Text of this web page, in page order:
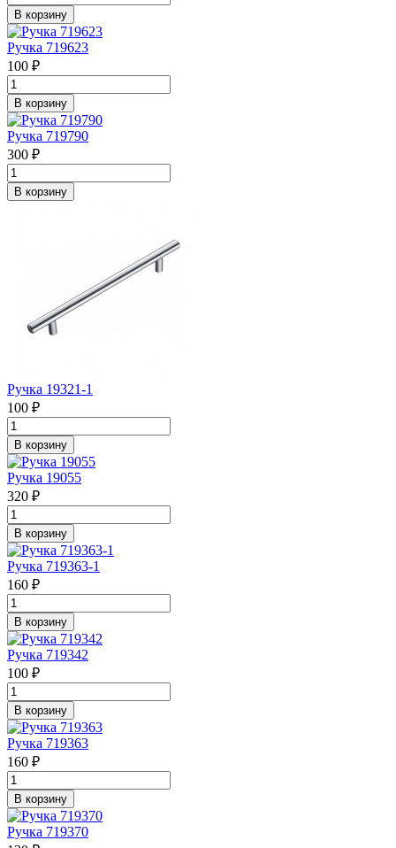
В корзину
Ручка 719623
100 ₽
В корзину
Ручка 719790
300 ₽
В корзину
Ручка 19321-1
100 ₽
В корзину
Ручка 19055
320 ₽
В корзину
Ручка 719363-1
160 ₽
В корзину
Ручка 719342
100 ₽
В корзину
Ручка 719363
160 ₽
В корзину
Ручка 719370